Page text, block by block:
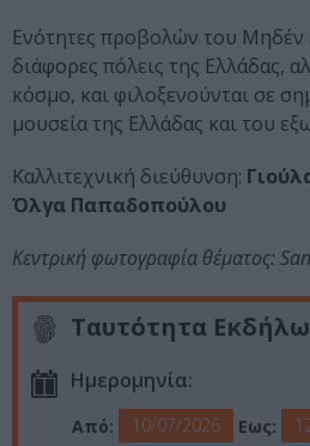
Ενότητες προβολών του Μηδέν
διάφορες πόλεις της Ελλάδας,
κόσμο, και φιλοξενούνται σε
μουσεία της Ελλάδας και του
Καλλιτεχνική διεύθυνση:
Όλγα Παπαδοπούλου
Κεντρική φωτογραφία θέματος:
Ταυτότητα
Ημερομηνία:
Από: 10/07/2026 Εως: